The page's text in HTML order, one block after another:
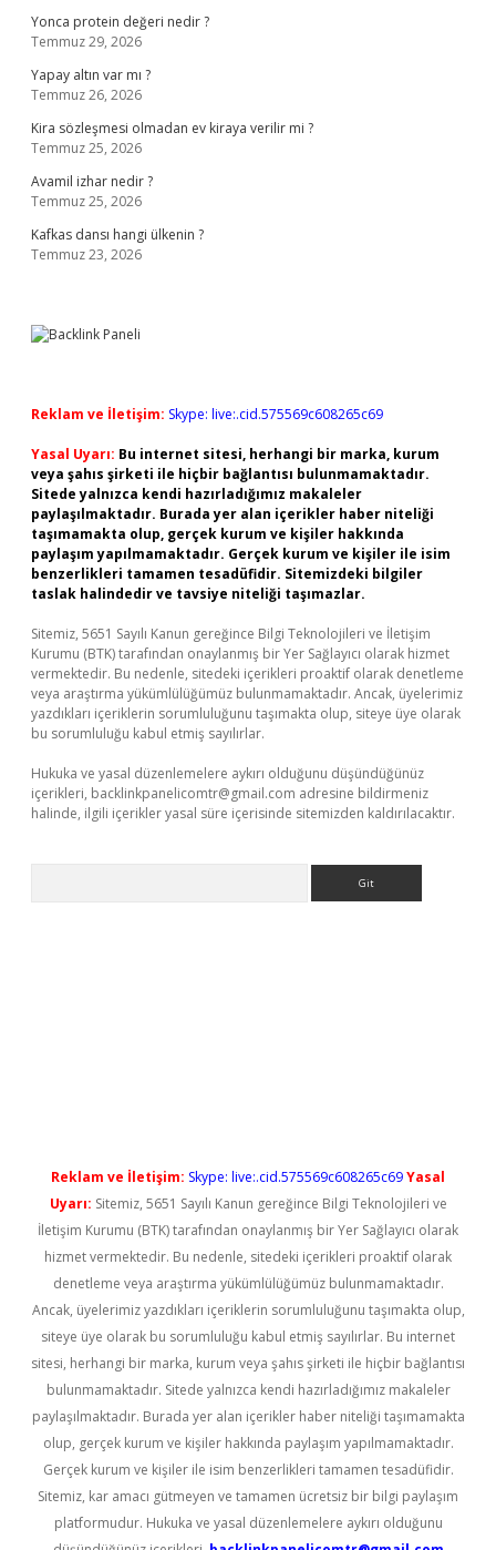
Yonca protein değeri nedir ?
Temmuz 29, 2026
Yapay altın var mı ?
Temmuz 26, 2026
Kira sözleşmesi olmadan ev kiraya verilir mi ?
Temmuz 25, 2026
Avamil izhar nedir ?
Temmuz 25, 2026
Kafkas dansı hangi ülkenin ?
Temmuz 23, 2026
Reklam ve İletişim: Skype: live:.cid.575569c608265c69
Yasal Uyarı: Bu internet sitesi, herhangi bir marka, kurum
veya şahıs şirketi ile hiçbir bağlantısı bulunmamaktadır.
Sitede yalnızca kendi hazırladığımız makaleler
paylaşılmaktadır. Burada yer alan içerikler haber niteliği
taşımamakta olup, gerçek kurum ve kişiler hakkında
paylaşım yapılmamaktadır. Gerçek kurum ve kişiler ile isim
benzerlikleri tamamen tesadüfidir. Sitemizdeki bilgiler
taslak halindedir ve tavsiye niteliği taşımazlar.
Sitemiz, 5651 Sayılı Kanun gereğince Bilgi Teknolojileri ve İletişim
Kurumu (BTK) tarafından onaylanmış bir Yer Sağlayıcı olarak hizmet
vermektedir. Bu nedenle, sitedeki içerikleri proaktif olarak denetleme
veya araştırma yükümlülüğümüz bulunmamaktadır. Ancak, üyelerimiz
yazdıkları içeriklerin sorumluluğunu taşımakta olup, siteye üye olarak
bu sorumluluğu kabul etmiş sayılırlar.
Hukuka ve yasal düzenlemelere aykırı olduğunu düşündüğünüz
içerikleri, backlinkpanelicomtr@gmail.com adresine bildirmeniz
halinde, ilgili içerikler yasal süre içerisinde sitemizden kaldırılacaktır.
Reklam ve İletişim: Skype: live:.cid.575569c608265c69Yasal
Uyarı: Sitemiz, 5651 Sayılı Kanun gereğince Bilgi Teknolojileri ve
İletişim Kurumu (BTK) tarafından onaylanmış bir Yer Sağlayıcı olarak
hizmet vermektedir. Bu nedenle, sitedeki içerikleri proaktif olarak
denetleme veya araştırma yükümlülüğümüz bulunmamaktadır.
Ancak, üyelerimiz yazdıkları içeriklerin sorumluluğunu taşımakta olup,
siteye üye olarak bu sorumluluğu kabul etmiş sayılırlar. Bu internet
sitesi, herhangi bir marka, kurum veya şahıs şirketi ile hiçbir bağlantısı
bulunmamaktadır. Sitede yalnızca kendi hazırladığımız makaleler
paylaşılmaktadır. Burada yer alan içerikler haber niteliği taşımamakta
olup, gerçek kurum ve kişiler hakkında paylaşım yapılmamaktadır.
Gerçek kurum ve kişiler ile isim benzerlikleri tamamen tesadüfidir.
Sitemiz, kar amacı gütmeyen ve tamamen ücretsiz bir bilgi paylaşım
platformudur. Hukuka ve yasal düzenlemelere aykırı olduğunu